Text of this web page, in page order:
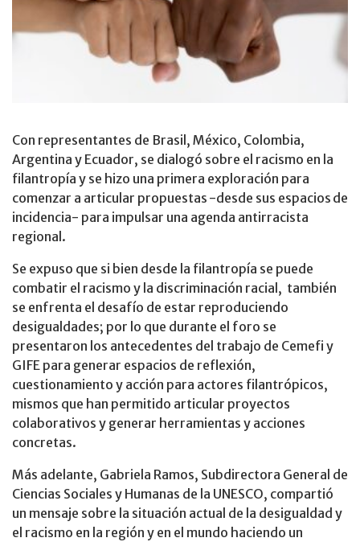
Con representantes de Brasil, México, Colombia,
Argentina y Ecuador, se dialogó sobre el racismo en la
filantropía y se hizo una primera exploración para
comenzar a articular propuestas -desde sus espacios de
incidencia- para impulsar una agenda antirracista
regional.
Se expuso que si bien desde la filantropía se puede
combatir el racismo y la discriminación racial, también
se enfrenta el desafío de estar reproduciendo
desigualdades; por lo que durante el foro se
presentaron los antecedentes del trabajo de Cemefi y
GIFE para generar espacios de reflexión,
cuestionamiento y acción para actores filantrópicos,
mismos que han permitido articular proyectos
colaborativos y generar herramientas y acciones
concretas.
Más adelante, Gabriela Ramos, Subdirectora General de
Ciencias Sociales y Humanas de la UNESCO, compartió
un mensaje sobre la situación actual de la desigualdad y
el racismo en la región y en el mundo haciendo un